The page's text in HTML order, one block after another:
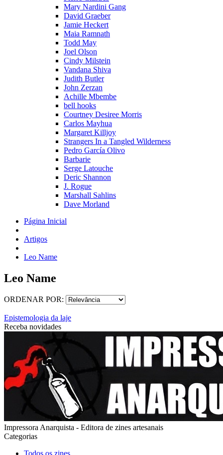
Mary Nardini Gang
David Graeber
Jamie Heckert
Maia Ramnath
Todd May
Joel Olson
Cindy Milstein
Vandana Shiva
Judith Butler
John Zerzan
Achille Mbembe
bell hooks
Courtney Desiree Morris
Carlos Mayhua
Margaret Killjoy
Strangers In a Tangled Wilderness
Pedro García Olivo
Barbarie
Serge Latouche
Deric Shannon
J. Rogue
Marshall Sahlins
Dave Morland
Página Inicial
Artigos
Leo Name
Leo Name
ORDENAR POR:
Epistemologia da laje
Receba novidades
Impressora Anarquista - Editora de zines artesanais
Categorias
Todos os zines